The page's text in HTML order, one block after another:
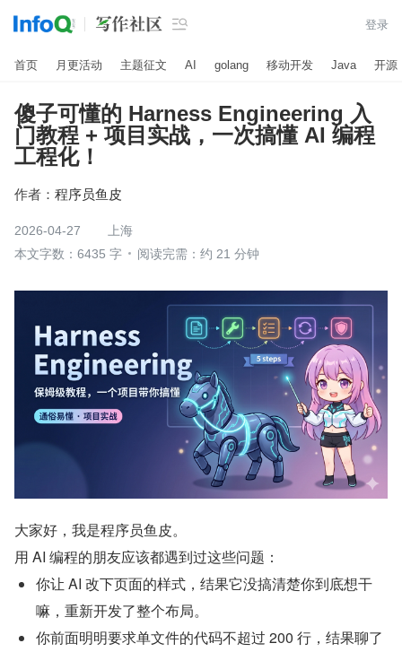
 登录
首页 月更活动 主题征文 AI golang 移动开发 Java 开源
傻子可懂的 Harness Engineering 入
门教程 + 项目实战，一次搞懂 AI 编程
工程化！
作者： 程序员鱼皮
2026-04-27
上海
本文字数：6435 字
阅读完需：约 21 分钟
大家好，我是程序员鱼皮。
用 AI 编程的朋友应该都遇到过这些问题：
你让 AI 改下页面的样式，结果它没搞清楚你到底想干
嘛，重新开发了整个布局。
你前面明明要求单文件的代码不超过 200 行，结果聊了